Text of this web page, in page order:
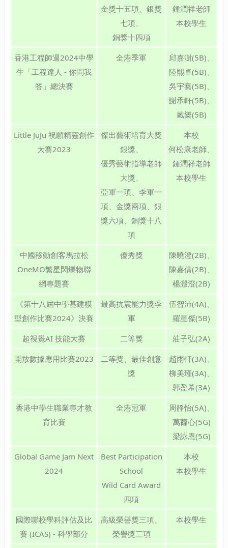
金獎十五項、銀獎
七項、
銅獎十四項
鍾潤祥老師
本校學生
香港工程師週2024中學
生「工程達人 - 你問我
答」總決賽
全港季軍
邱嘉澍(5B)、
陸熙卓(5B)、
吳宇騫(5B)、
謝承軒(5B)、
戴樂(5B)
Little JuJu 祝願精靈創作
大賽2023
傑出藝術培育大獎
銀獎、
優秀藝術指導老師
大獎、
亞軍一項、季軍一
項、金獎兩項、銀
獎六項、銅獎十八
項
本校
何松康老師、
鍾潤祥老師
本校學生
中國移動創客馬拉松
OneMO繁星閃爍物聯
網專題賽
優秀獎
陳曉澄(2B)、
陳嘉倩(2B)、
楊溵澄(2B)
《第十八屆中學基建模
型創作比賽2024》決賽
最高抗震能力獎季
軍
伍智沛(4A)、
羅星傑(5B)
超視覺AI 技能大賽
二等獎
莊子弘(2A)
開放數據應用比賽2023
二等獎、最佳創意
獎
趙雨軒(3A)、
柳美瑾(3A)、
郭盈希(3A)
香港中學生職業專才教
育比賽
全港冠軍
周靜怡(5A)、
萬薾心(5G)
梁詠恩(5G)
Global Game Jam Next
2024
Best Participation
School
Wild Card Award
四項
本校
本校學生
國際聯校學科評估及比
賽 (ICAS) - 科學部分
高級榮譽獎三項、
榮譽獎三項
本校學生